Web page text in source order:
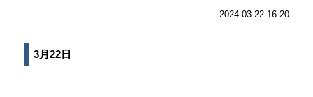
2024.03.22 16:20
3月22日